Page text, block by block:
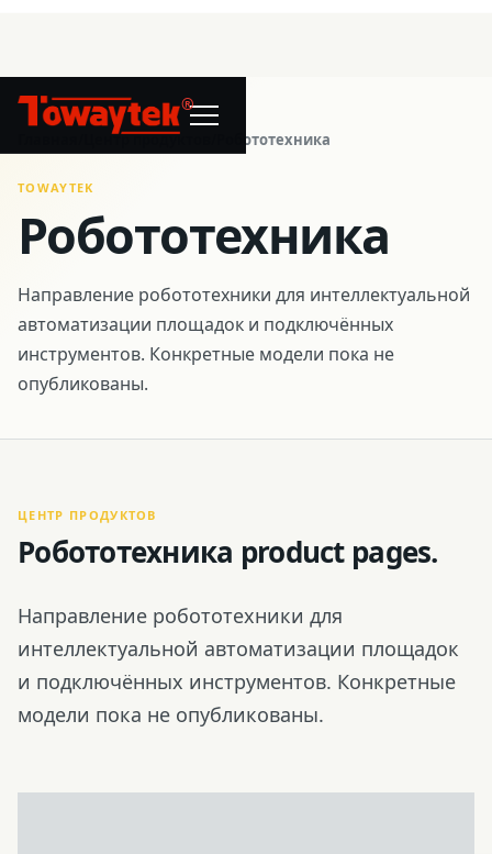
®
Центр продуктов Робототехника
TOWAYTEK
Робототехника
Направление робототехники для интеллектуальной
автоматизации площадок и подключённых
инструментов. Конкретные модели пока не
опубликованы.
ЦЕНТР ПРОДУКТОВ
Робототехника product pages.
Направление робототехники для
интеллектуальной автоматизации площадок
и подключённых инструментов. Конкретные
модели пока не опубликованы.